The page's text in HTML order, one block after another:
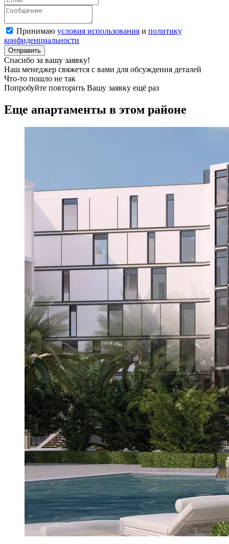
Принимаю условия использования и политику
конфиденциальности
Отправить
Спасибо за вашу заявку!
Наш менеджер свяжется с вами для обсуждения деталей
Что-то пошло не так
Попробуйте повторить Вашу заявку ещё раз
Еще апартаменты в этом районе